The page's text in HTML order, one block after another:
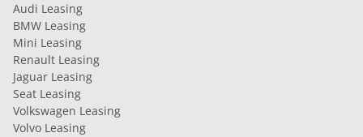
Audi Leasing
BMW Leasing
Mini Leasing
Renault Leasing
Jaguar Leasing
Seat Leasing
Volkswagen Leasing
Volvo Leasing